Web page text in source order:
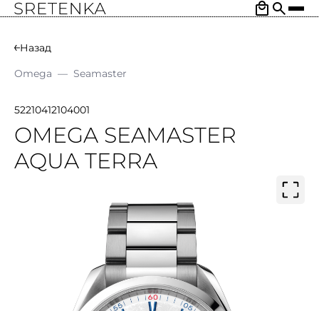
Назад
Omega — Seamaster
52210412104001
OMEGA SEAMASTER
AQUA TERRA